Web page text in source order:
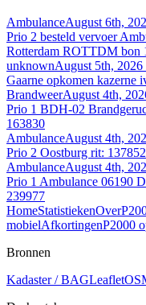
AmbulanceAugust 6th,
Prio 2 besteld vervoer
Rotterdam ROTTDM bon
unknownAugust 5th,
Gaarne opkomen kazerne
BrandweerAugust 4th,
Prio 1 BDH-02
163830
AmbulanceAugust 4th,
Prio 2 Oostburg rit: 137852
AmbulanceAugust 4th,
Prio 1 Ambulance 06190
239977
HomeStatistiekenOver
mobielAfkortingenP2000
Bronnen
Kadaster / BAGLeaflet